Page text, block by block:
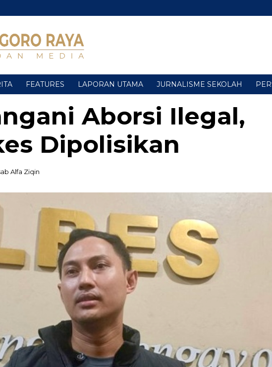
FEATURES LAPORAN UTAMA JURNALISME SEKOLAH
Aborsi Ilegal,
Dipolisikan
Alfa Ziqin